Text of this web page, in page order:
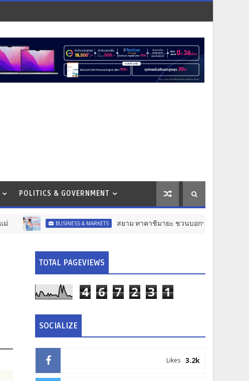
POLITICS & GOVERNMENT
BUSINESS & MARKETS สยาม ทาคาชิมายะ ชวนบอกรักแม่ผ่านแคมเปญ "Dear All
TOTAL PAGEVIEWS
4 6 7 2 3 1
SOCIALIZE
3.2k
Likes